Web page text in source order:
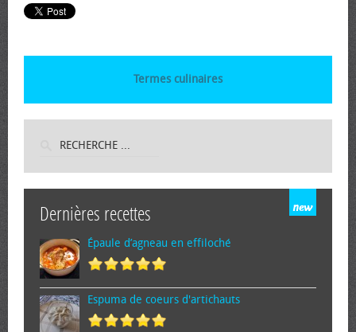
Termes culinaires
Dernières recettes
Épaule d’agneau en effiloché
Espuma de cœurs d'artichauts